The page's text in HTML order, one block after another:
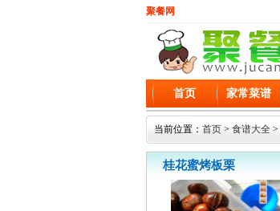
聚餐网
首页 家常菜谱
当前位置： 首页 > 食谱大全 >
桂花蜜烤板栗